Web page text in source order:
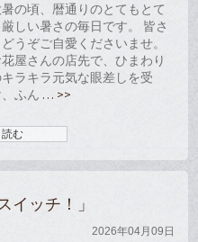
の頃、暦通りのとてもとて
厳しい暑さの毎日です。 皆さ
どうぞご自愛くださいませ。
屋さんの店先で、ひまわり
ラキラ元気な眼差しを受
ふん … >>
読む
イッチ！」
2026年04月09日